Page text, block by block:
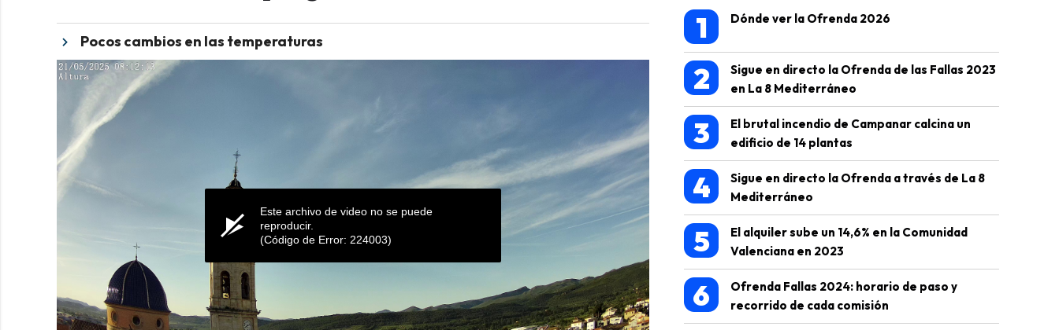
Pocos cambios en las temperaturas
Este archivo de video no se puede
reproducir.
(Código de Error: 224003)
1 Dónde ver la Ofrenda 2026
2
Sigue en directo la Ofrenda de las Fallas 2023
en La 8 Mediterráneo
3
El brutal incendio de Campanar calcina un
edificio de 14 plantas
4
Sigue en directo la Ofrenda a través de La 8
Mediterráneo
5
El alquiler sube un 14,6% en la Comunidad
Valenciana en 2023
6
Ofrenda Fallas 2024: horario de paso y
recorrido de cada comisión